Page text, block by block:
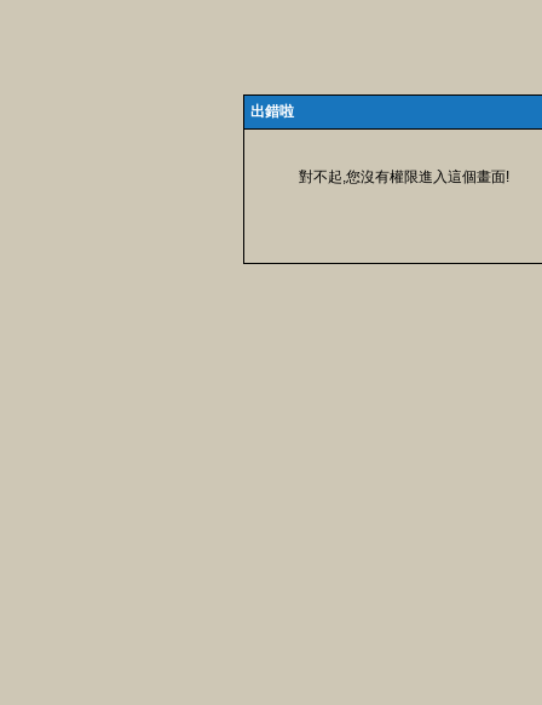
出錯啦
對不起,您沒有權限進入這個畫面!